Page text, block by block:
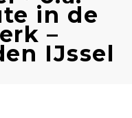
in de
–
IJssel